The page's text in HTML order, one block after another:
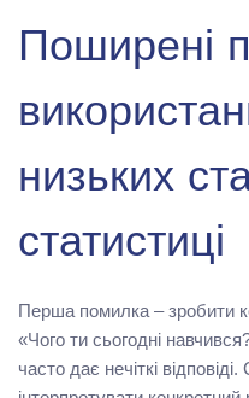
Поширені
низьких
статистиці
Перша помилка – зробити
«Чого ти сьогодні
часто дає нечіткі